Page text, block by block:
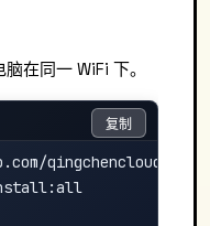
在同一 WiFi 下。
qingchencloud/
install:all
复制
复制